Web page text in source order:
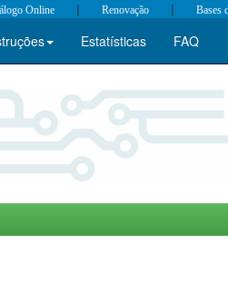
Online | Renovação | Bases
Estatísticas FAQ